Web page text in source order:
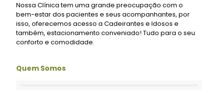
Nossa Clínica tem uma grande preocupação com o
bem-estar dos pacientes e seus acompanhantes, por
isso, oferecemos acesso a Cadeirantes e Idosos e
também, estacionamento conveniado! Tudo para o seu
conforto e comodidade.
Quem Somos